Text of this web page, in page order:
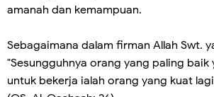
amanah dan kemampuan.
Sebagaimana dalam firman Allah Swt.
"Sesungguhnya orang yang paling baik
untuk bekerja ialah orang yang kuat